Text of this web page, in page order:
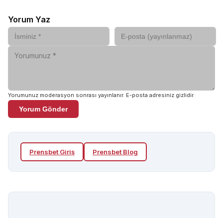
Yorum Yaz
Yorumunuz moderasyon sonrası yayınlanır. E-posta adresiniz gizlidir.
Yorum Gönder
Prensbet Giriş Prensbet Blog